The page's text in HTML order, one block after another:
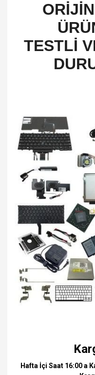
O
TESTLİ
Hafta İçi Saat 16:00 a